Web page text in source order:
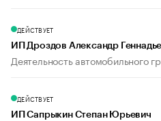
ДЕЙСТВУЕТ
ИП Дроздов Александр
Деятельность автомобильного
ДЕЙСТВУЕТ
ИП Сапрыкин Степан Юрьевич